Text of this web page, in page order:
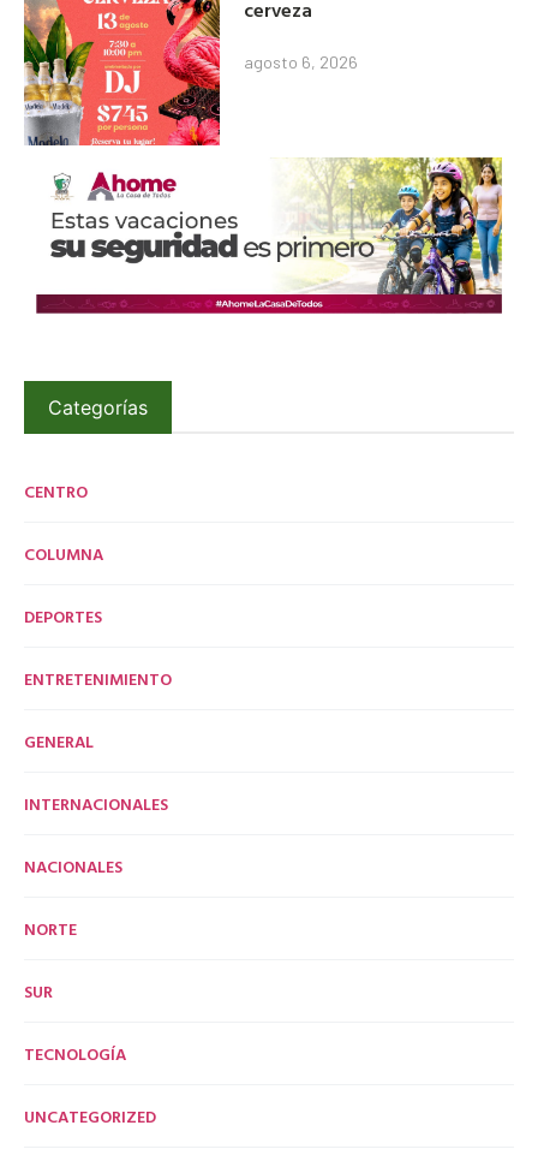
cerveza
agosto 6, 2026
Categorías
CENTRO
COLUMNA
DEPORTES
ENTRETENIMIENTO
GENERAL
INTERNACIONALES
NACIONALES
NORTE
SUR
TECNOLOGÍA
UNCATEGORIZED